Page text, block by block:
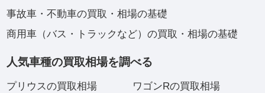
事故車・不動車の買取・相場の基礎
商用車（バス・トラックなど）の買取・相場の基礎
人気車種の買取相場を調べる
プリウスの買取相場
ワゴンRの買取相場